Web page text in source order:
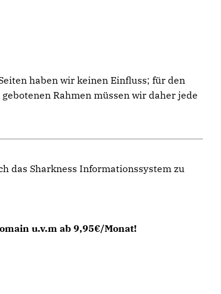
haben wir keinen Einfluss; für den
Rahmen müssen wir daher jede
das Sharkness Informationssystem zu
u.v.m ab 9,95€/Monat!